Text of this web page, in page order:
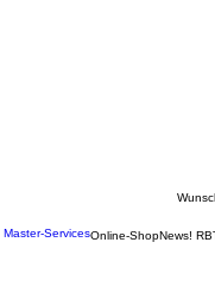
Master-ServicesOnline-ShopNews!